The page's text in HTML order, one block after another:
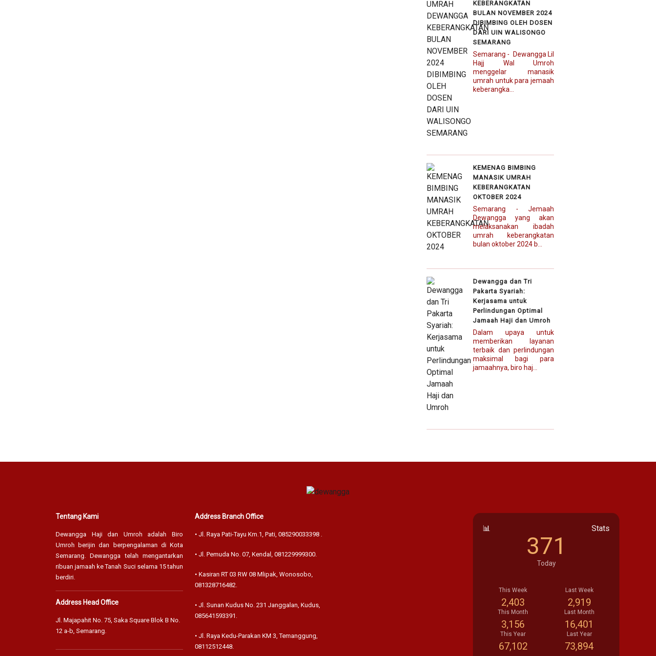
KEBERANGKATAN
BULAN NOVEMBER 2024
DIBIMBING OLEH DOSEN
DARI UIN WALISONGO
SEMARANG
Semarang - Dewangga Lil
Hajj Wal Umroh
menggelar manasik
umrah untuk para jemaah
keberangka...
KEMENAG BIMBING
MANASIK UMRAH
KEBERANGKATAN
OKTOBER 2024
Semarang - Jemaah
Dewangga yang akan
melaksanakan ibadah
umrah keberangkatan
bulan oktober 2024 b...
Dewangga dan Tri
Pakarta Syariah:
Kerjasama untuk
Perlindungan Optimal
Jamaah Haji dan Umroh
Dalam upaya untuk
memberikan layanan
terbaik dan perlindungan
maksimal bagi para
jamaahnya, biro haj...
Tentang Kami
Dewangga Haji dan Umroh adalah Biro
Umroh berijin dan berpengalaman di Kota
Semarang. Dewangga telah mengantarkan
ribuan jamaah ke Tanah Suci selama 15 tahun
berdiri.
Address Head Office
Jl. Majapahit No. 75, Saka Square Blok B No.
12 a-b, Semarang.
Address Branch Office
• Jl. Raya Pati-Tayu Km.1, Pati, 085290033398
• Jl. Pemuda No. 07, Kendal, 081229999300
• Kasiran RT 03 RW 08 Mlipak, Wonosobo,
081328716482
• Jl. Sunan Kudus No. 231 Janggalan, Kudus,
085641593391
• Jl. Raya Kedu-Parakan KM 3, Temanggung,
08112512448
📊 Stats
371
Today
This Week
2,403
Last Week
2,919
This Month
3,156
Last Month
16,401
This Year
67,102
Last Year
73,894